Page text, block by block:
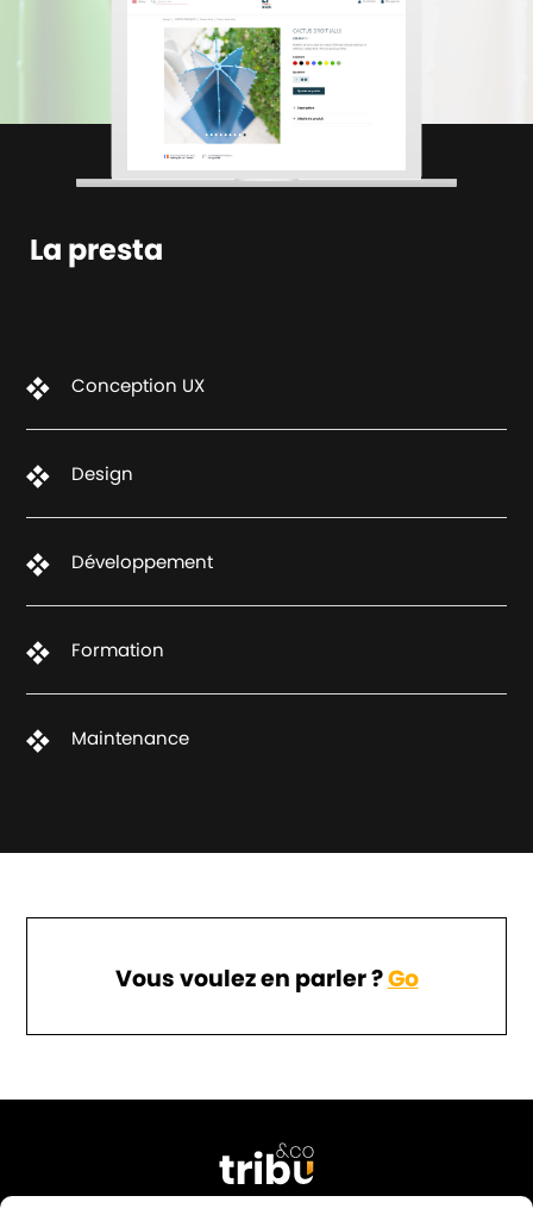
La presta
Conception UX
Design
Développement
Formation
Maintenance
Vous voulez en parler ?Go